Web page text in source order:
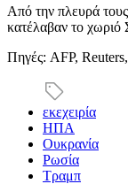
Από την πλευρά
κατέλαβαν το χωριό
Πηγές: AFP,
εκεχειρία
ΗΠΑ
Ουκρανία
Ρωσία
Τραμπ